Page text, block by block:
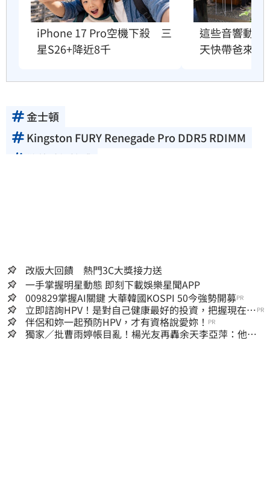
iPhone 17 Pro空機下殺　三
星S26+降近8千
這些音響動不
天快帶爸來聽
金士頓
Kingston FURY Renegade Pro DDR5 RDIMM
散熱片記憶體
改版大回饋 熱門3C大獎接力送
一手掌握明星動態 即刻下載娛樂星聞APP
009829掌握AI關鍵 大華韓國KOSPI 50今強勢開募PR
立即諮詢HPV！是對自己健康最好的投資，把握現在不
嫌晚！
PR
伴侶和妳一起預防HPV，才有資格說愛妳！ PR
獨家／批曹雨婷帳目亂！楊光友再轟余天李亞萍：他們